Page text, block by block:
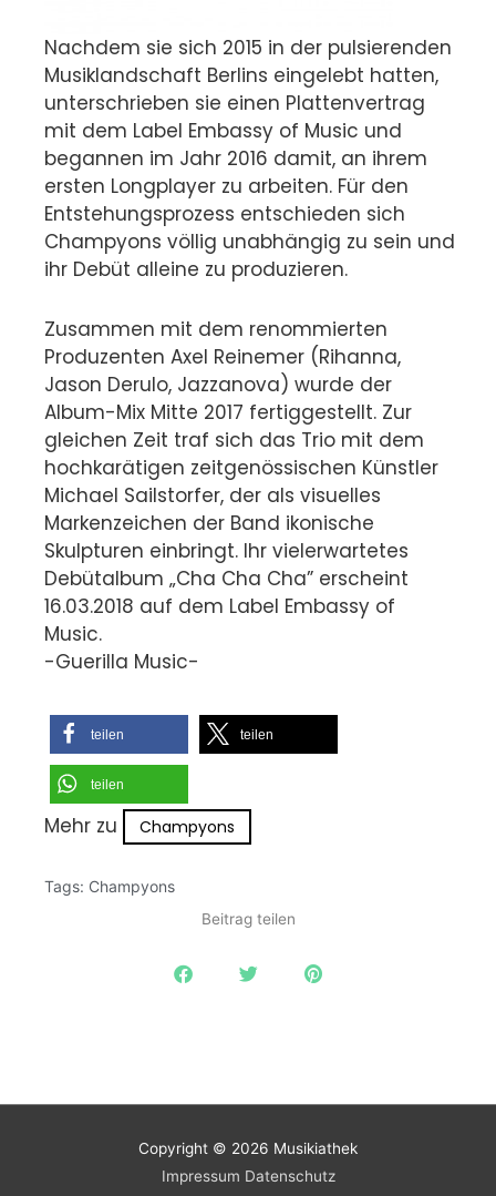
Nachdem sie sich 2015 in der pulsierenden
Musiklandschaft Berlins eingelebt hatten,
unterschrieben sie einen Plattenvertrag
mit dem Label Embassy of Music und
begannen im Jahr 2016 damit, an ihrem
ersten Longplayer zu arbeiten. Für den
Entstehungsprozess entschieden sich
Champyons völlig unabhängig zu sein und
ihr Debüt alleine zu produzieren.
Zusammen mit dem renommierten
Produzenten Axel Reinemer (Rihanna,
Jason Derulo, Jazzanova) wurde der
Album-Mix Mitte 2017 fertiggestellt. Zur
gleichen Zeit traf sich das Trio mit dem
hochkarätigen zeitgenössischen Künstler
Michael Sailstorfer, der als visuelles
Markenzeichen der Band ikonische
Skulpturen einbringt. Ihr vielerwartetes
Debütalbum „Cha Cha Cha” erscheint
16.03.2018 auf dem Label Embassy of
Music.
-Guerilla Music-
teilen teilen
teilen
Mehr zu Champyons
Tags: Champyons
Beitrag teilen
Copyright © 2026 Musikiathek
Impressum Datenschutz